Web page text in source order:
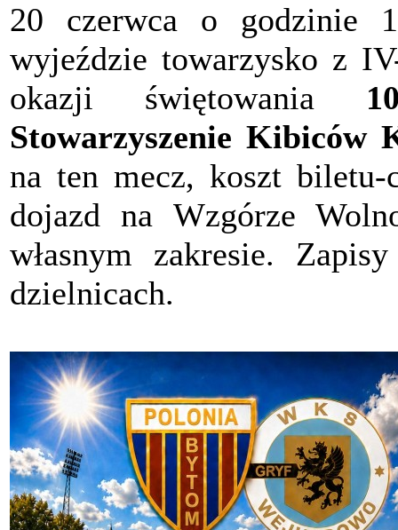
20 czerwca o godzinie
wyjeździe towarzysko z
okazji świętowania
Stowarzyszenie Kibiców
na ten mecz, koszt
dojazd na Wzgórze
własnym zakresie.
dzielnicach.